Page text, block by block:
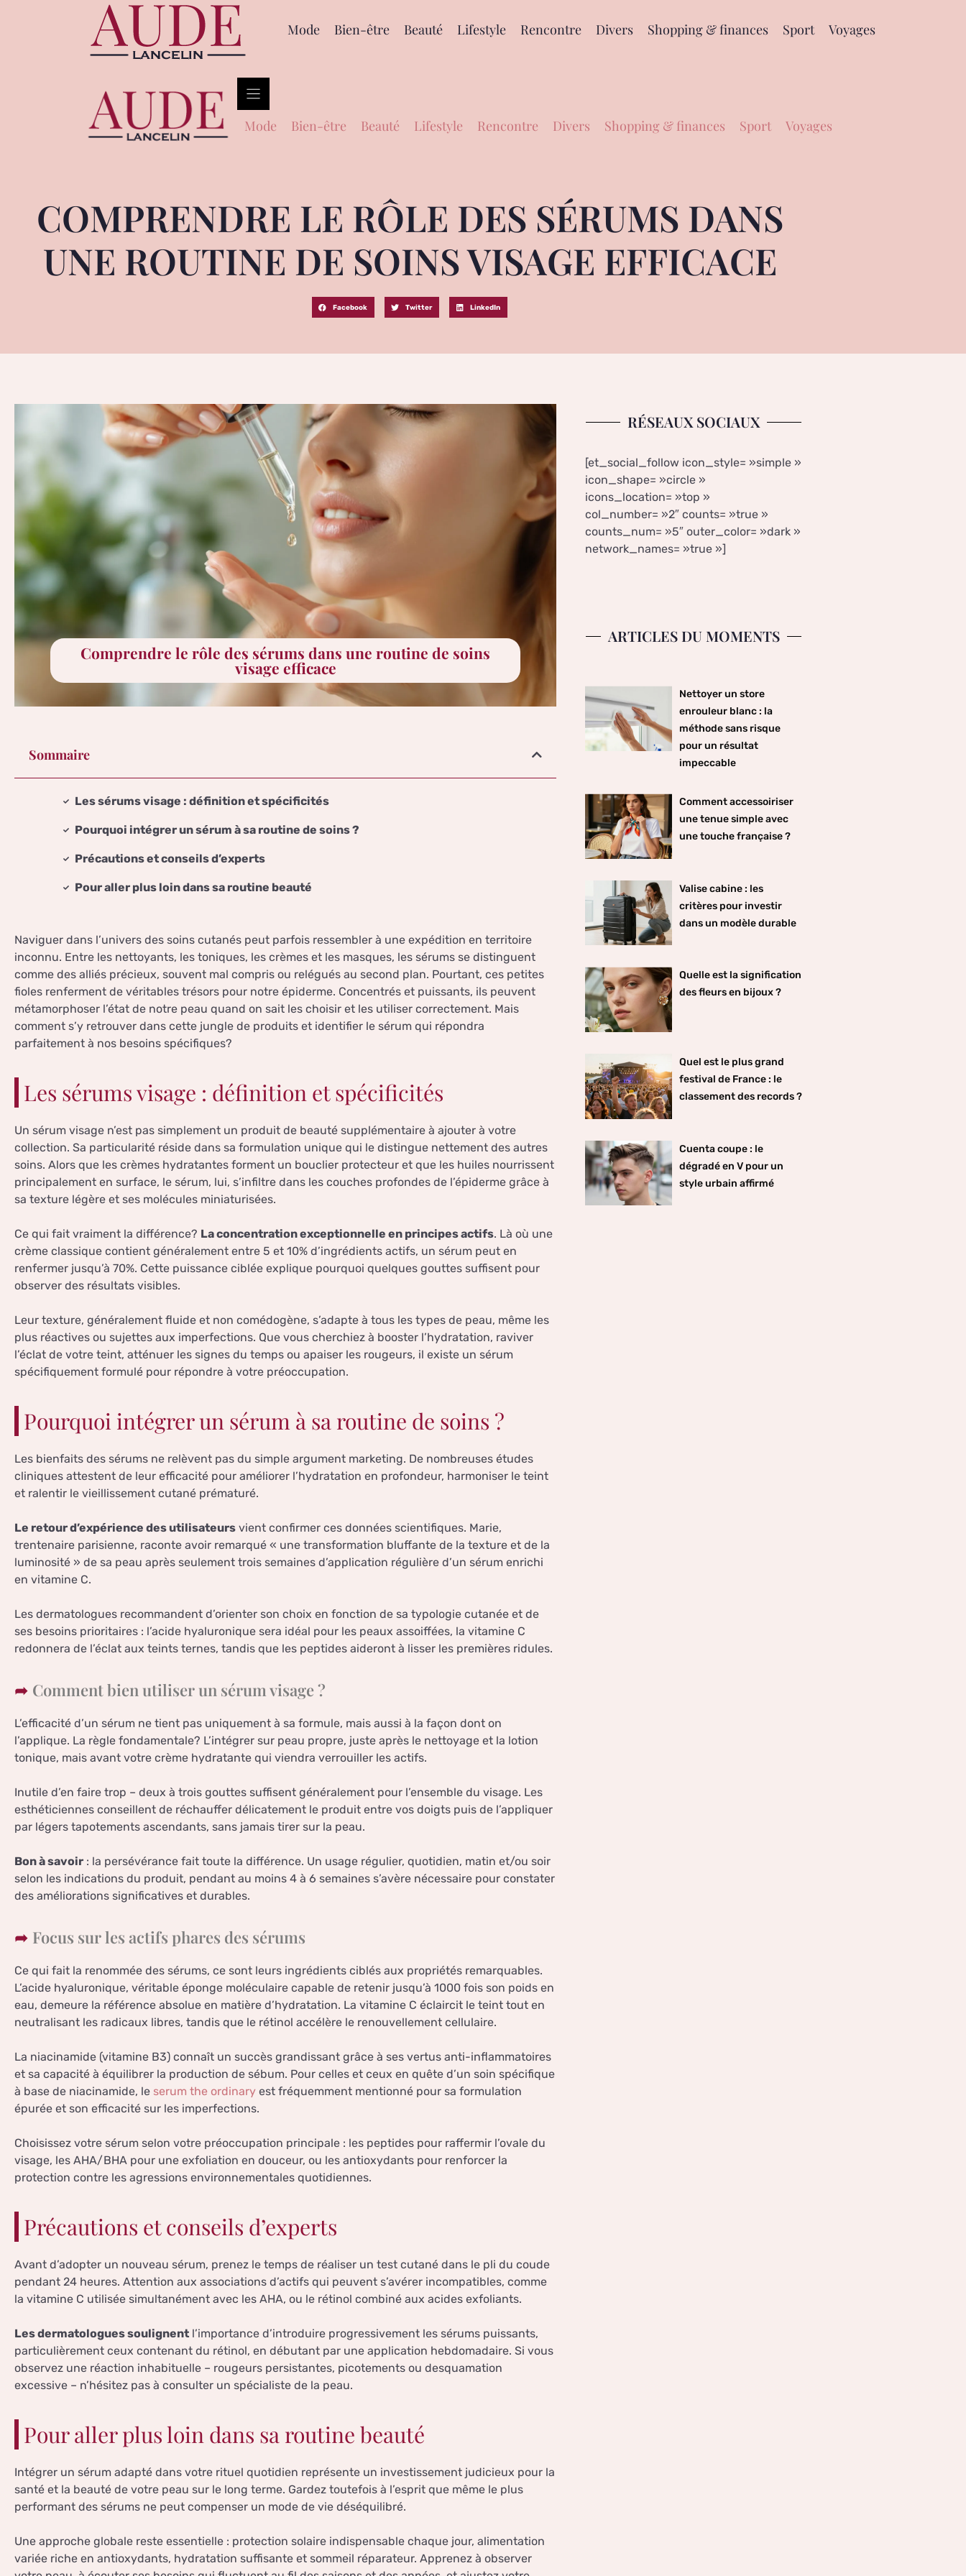
Mode Bien-être Beauté Lifestyle Rencontre Divers Shopping & finances Sport Voyages
Mode Bien-être Beauté Lifestyle Rencontre Divers Shopping & finances Sport Voyages
COMPRENDRE LE RÔLE DES SÉRUMS DANS
UNE ROUTINE DE SOINS VISAGE EFFICACE
Facebook Twitter LinkedIn
Comprendre le rôle des sérums dans une routine de soins
visage efficace
Sommaire
Les sérums visage : définition et spécificités
Pourquoi intégrer un sérum à sa routine de soins ?
Précautions et conseils d’experts
Pour aller plus loin dans sa routine beauté
Naviguer dans l’univers des soins cutanés peut parfois ressembler à une expédition en territoire
inconnu. Entre les nettoyants, les toniques, les crèmes et les masques, les sérums se distinguent
comme des alliés précieux, souvent mal compris ou relégués au second plan. Pourtant, ces petites
fioles renferment de véritables trésors pour notre épiderme. Concentrés et puissants, ils peuvent
métamorphoser l’état de notre peau quand on sait les choisir et les utiliser correctement. Mais
comment s’y retrouver dans cette jungle de produits et identifier le sérum qui répondra
parfaitement à nos besoins spécifiques?
Les sérums visage : définition et spécificités
Un sérum visage n’est pas simplement un produit de beauté supplémentaire à ajouter à votre
collection. Sa particularité réside dans sa formulation unique qui le distingue nettement des autres
soins. Alors que les crèmes hydratantes forment un bouclier protecteur et que les huiles nourrissent
principalement en surface, le sérum, lui, s’infiltre dans les couches profondes de l’épiderme grâce à
sa texture légère et ses molécules miniaturisées.
Ce qui fait vraiment la différence? La concentration exceptionnelle en principes actifs. Là où une
crème classique contient généralement entre 5 et 10% d’ingrédients actifs, un sérum peut en
renfermer jusqu’à 70%. Cette puissance ciblée explique pourquoi quelques gouttes suffisent pour
observer des résultats visibles.
Leur texture, généralement fluide et non comédogène, s’adapte à tous les types de peau, même les
plus réactives ou sujettes aux imperfections. Que vous cherchiez à booster l’hydratation, raviver
l’éclat de votre teint, atténuer les signes du temps ou apaiser les rougeurs, il existe un sérum
spécifiquement formulé pour répondre à votre préoccupation.
Pourquoi intégrer un sérum à sa routine de soins ?
Les bienfaits des sérums ne relèvent pas du simple argument marketing. De nombreuses études
cliniques attestent de leur efficacité pour améliorer l’hydratation en profondeur, harmoniser le teint
et ralentir le vieillissement cutané prématuré.
Le retour d’expérience des utilisateurs vient confirmer ces données scientifiques. Marie,
trentenaire parisienne, raconte avoir remarqué « une transformation bluffante de la texture et de la
luminosité » de sa peau après seulement trois semaines d’application régulière d’un sérum enrichi
en vitamine C.
Les dermatologues recommandent d’orienter son choix en fonction de sa typologie cutanée et de
ses besoins prioritaires : l’acide hyaluronique sera idéal pour les peaux assoiffées, la vitamine C
redonnera de l’éclat aux teints ternes, tandis que les peptides aideront à lisser les premières ridules.
Comment bien utiliser un sérum visage ?
L’efficacité d’un sérum ne tient pas uniquement à sa formule, mais aussi à la façon dont on
l’applique. La règle fondamentale? L’intégrer sur peau propre, juste après le nettoyage et la lotion
tonique, mais avant votre crème hydratante qui viendra verrouiller les actifs.
Inutile d’en faire trop – deux à trois gouttes suffisent généralement pour l’ensemble du visage. Les
esthéticiennes conseillent de réchauffer délicatement le produit entre vos doigts puis de l’appliquer
par légers tapotements ascendants, sans jamais tirer sur la peau.
Bon à savoir : la persévérance fait toute la différence. Un usage régulier, quotidien, matin et/ou soir
selon les indications du produit, pendant au moins 4 à 6 semaines s’avère nécessaire pour constater
des améliorations significatives et durables.
Focus sur les actifs phares des sérums
Ce qui fait la renommée des sérums, ce sont leurs ingrédients ciblés aux propriétés remarquables.
L’acide hyaluronique, véritable éponge moléculaire capable de retenir jusqu’à 1000 fois son poids en
eau, demeure la référence absolue en matière d’hydratation. La vitamine C éclaircit le teint tout en
neutralisant les radicaux libres, tandis que le rétinol accélère le renouvellement cellulaire.
La niacinamide (vitamine B3) connaît un succès grandissant grâce à ses vertus anti-inflammatoires
et sa capacité à équilibrer la production de sébum. Pour celles et ceux en quête d’un soin spécifique
à base de niacinamide, le serum the ordinary est fréquemment mentionné pour sa formulation
épurée et son efficacité sur les imperfections.
Choisissez votre sérum selon votre préoccupation principale : les peptides pour raffermir l’ovale du
visage, les AHA/BHA pour une exfoliation en douceur, ou les antioxydants pour renforcer la
protection contre les agressions environnementales quotidiennes.
Précautions et conseils d’experts
Avant d’adopter un nouveau sérum, prenez le temps de réaliser un test cutané dans le pli du coude
pendant 24 heures. Attention aux associations d’actifs qui peuvent s’avérer incompatibles, comme
la vitamine C utilisée simultanément avec les AHA, ou le rétinol combiné aux acides exfoliants.
Les dermatologues soulignent l’importance d’introduire progressivement les sérums puissants,
particulièrement ceux contenant du rétinol, en débutant par une application hebdomadaire. Si vous
observez une réaction inhabituelle – rougeurs persistantes, picotements ou desquamation
excessive – n’hésitez pas à consulter un spécialiste de la peau.
Pour aller plus loin dans sa routine beauté
Intégrer un sérum adapté dans votre rituel quotidien représente un investissement judicieux pour la
santé et la beauté de votre peau sur le long terme. Gardez toutefois à l’esprit que même le plus
performant des sérums ne peut compenser un mode de vie déséquilibré.
Une approche globale reste essentielle : protection solaire indispensable chaque jour, alimentation
variée riche en antioxydants, hydratation suffisante et sommeil réparateur. Apprenez à observer
RÉSEAUX SOCIAUX
[et_social_follow icon_style= »simple »
icon_shape= »circle »
icons_location= »top »
col_number= »2″ counts= »true »
counts_num= »5″ outer_color= »dark »
network_names= »true »]
ARTICLES DU MOMENTS
Nettoyer un store
enrouleur blanc : la
méthode sans risque
pour un résultat
impeccable
Comment accessoiriser
une tenue simple avec
une touche française ?
Valise cabine : les
critères pour investir
dans un modèle durable
Quelle est la signification
des fleurs en bijoux ?
Quel est le plus grand
festival de France : le
classement des records ?
Cuenta coupe : le
dégradé en V pour un
style urbain affirmé